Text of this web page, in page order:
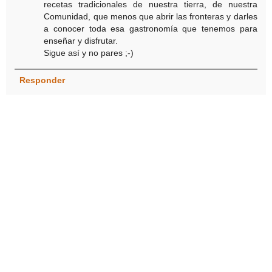
recetas tradicionales de nuestra tierra, de nuestra
Comunidad, que menos que abrir las fronteras y darles
a conocer toda esa gastronomía que tenemos para
enseñar y disfrutar.
Sigue así y no pares ;-)
Responder